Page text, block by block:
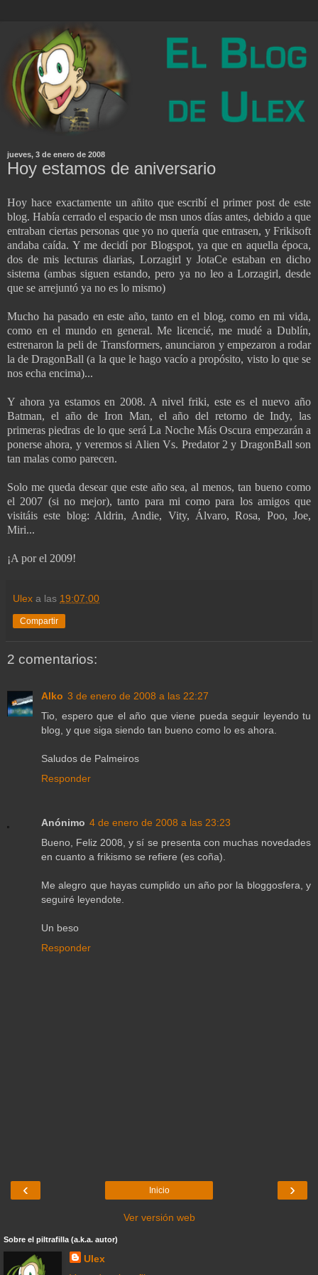
jueves, 3 de enero de 2008
Hoy estamos de aniversario
Hoy hace exactamente un añito que escribí el primer post de este
blog. Había cerrado el espacio de msn unos días antes, debido a que
entraban ciertas personas que yo no quería que entrasen, y Frikisoft
andaba caída. Y me decidí por Blogspot, ya que en aquella época,
dos de mis lecturas diarias, Lorzagirl y JotaCe estaban en dicho
sistema (ambas siguen estando, pero ya no leo a Lorzagirl, desde
que se arrejuntó ya no es lo mismo)
Mucho ha pasado en este año, tanto en el blog, como en mi vida,
como en el mundo en general. Me licencié, me mudé a Dublín,
estrenaron la peli de Transformers, anunciaron y empezaron a rodar
la de DragonBall (a la que le hago vacío a propósito, visto lo que se
nos echa encima)...
Y ahora ya estamos en 2008. A nivel friki, este es el nuevo año
Batman, el año de Iron Man, el año del retorno de Indy, las
primeras piedras de lo que será La Noche Más Oscura empezarán a
ponerse ahora, y veremos si Alien Vs. Predator 2 y DragonBall son
tan malas como parecen.
Solo me queda desear que este año sea, al menos, tan bueno como
el 2007 (si no mejor), tanto para mi como para los amigos que
visitáis este blog: Aldrin, Andie, Vity, Álvaro, Rosa, Poo, Joe,
Miri...
¡A por el 2009!
Ulex a las 19:07:00
Compartir
2 comentarios:
Alko 3 de enero de 2008 a las 22:27
Tio, espero que el año que viene pueda seguir leyendo tu
blog, y que siga siendo tan bueno como lo es ahora.
Saludos de Palmeiros
Responder
Anónimo 4 de enero de 2008 a las 23:23
Bueno, Feliz 2008, y sí se presenta con muchas novedades
en cuanto a frikismo se refiere (es coña).
Me alegro que hayas cumplido un año por la bloggosfera, y
seguiré leyendote.
Un beso
Responder
‹ ›
Inicio
Ver versión web
Sobre el piltrafilla (a.k.a. autor)
Ulex